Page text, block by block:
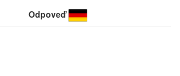
Odpoveď